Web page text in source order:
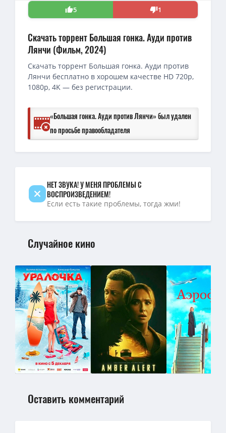
5
1
Скачать торрент Большая гонка. Ауди против
Лянчи (Фильм, 2024)
Скачать торрент Большая гонка. Ауди против
Лянчи бесплатно в хорошем качестве HD 720p,
1080p, 4K — без регистрации.
«Большая гонка. Ауди против Лянчи» был удален
по просьбе правообладателя
НЕТ ЗВУКА! У МЕНЯ ПРОБЛЕМЫ С
ВОСПРОИЗВЕДЕНИЕМ!
Если есть такие проблемы, тогда жми!
Случайное кино
Оставить комментарий